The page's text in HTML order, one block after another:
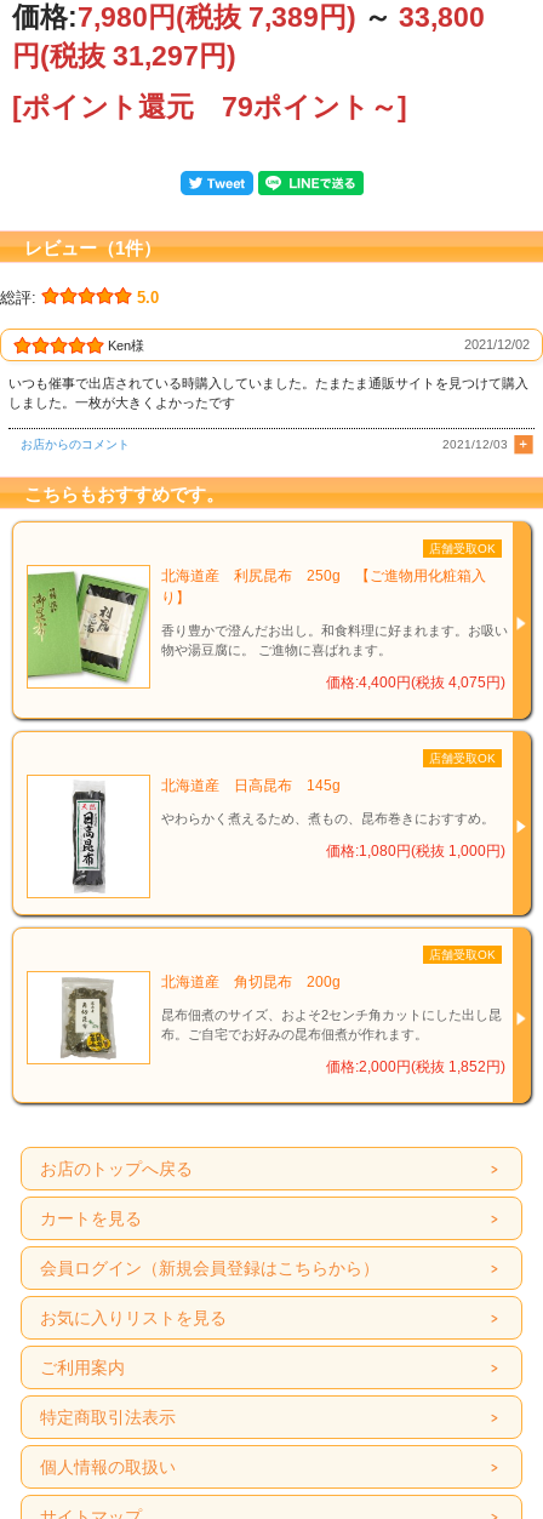
価格:7,980円(税抜 7,389円) ～ 33,800
円(税抜 31,297円)
[ポイント還元 79ポイント～]
レビュー（1件）
総評: 5.0
Ken様 2021/12/02
いつも催事で出店されている時購入していました。たまたま通販サイトを見つけて購入
しました。一枚が大きくよかったです
お店からのコメント 2021/12/03
こちらもおすすめです。
店舗受取OK
北海道産 利尻昆布 250g 【ご進物用化粧箱入
り】
香り豊かで澄んだお出し。和食料理に好まれます。お吸い
物や湯豆腐に。 ご進物に喜ばれます。
価格:4,400円(税抜 4,075円)
店舗受取OK
北海道産 日高昆布 145g
やわらかく煮えるため、煮もの、昆布巻きにおすすめ。
価格:1,080円(税抜 1,000円)
店舗受取OK
北海道産 角切昆布 200g
昆布佃煮のサイズ、およそ2センチ角カットにした出し昆
布。ご自宅でお好みの昆布佃煮が作れます。
価格:2,000円(税抜 1,852円)
お店のトップへ戻る
カートを見る
会員ログイン（新規会員登録はこちらから）
お気に入りリストを見る
ご利用案内
特定商取引法表示
個人情報の取扱い